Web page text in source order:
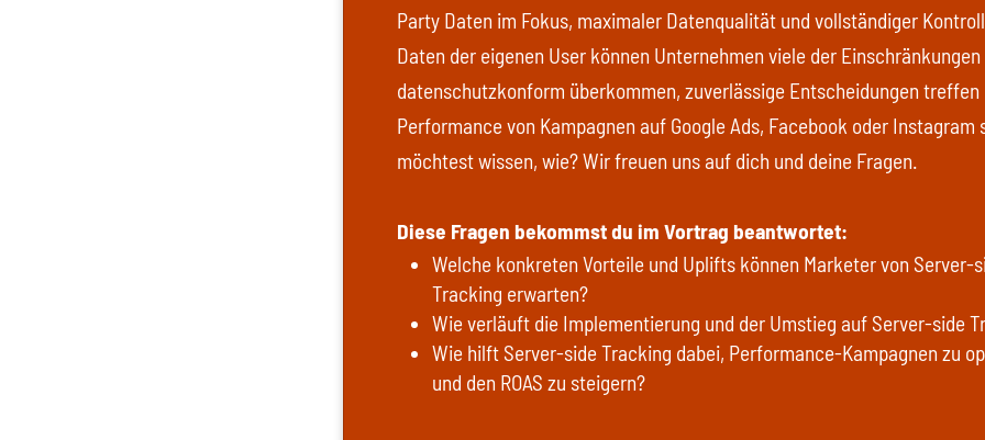
Party Daten im Fokus, maximaler Datenqualität und vollständiger
Daten der eigenen User können Unternehmen viele der Einschränkungen
datenschutzkonform überkommen, zuverlässige Entscheidungen treffen
Performance von Kampagnen auf Google Ads, Facebook oder Instagram
möchtest wissen, wie? Wir freuen uns auf dich und deine Fragen.
Diese Fragen bekommst du im Vortrag beantwortet:
Welche konkreten Vorteile und Uplifts können Marketer von Server-
Tracking erwarten?
Wie verläuft die Implementierung und der Umstieg auf Server-side
Wie hilft Server-side Tracking dabei, Performance-Kampagnen zu
und den ROAS zu steigern?